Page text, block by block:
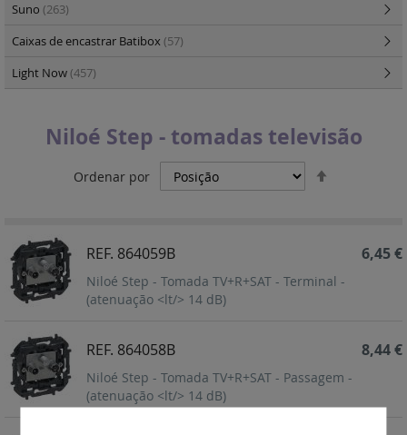
Niloé Step - tomadas televisão
Ordenar por
REF. 864059B
Niloé Step - Tomada TV+R+SAT - Terminal -
(atenuação <lt/> 14 dB)
6,45 €
REF. 864058B
Niloé Step - Tomada TV+R+SAT - Passagem -
(atenuação <lt/> 14 dB)
8,44 €
Suno (263)
Caixas de encastrar Batibox(57)
Light Now(457)